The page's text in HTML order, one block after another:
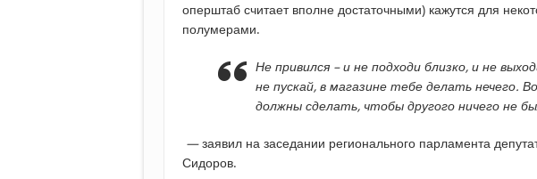
оперштаб считает вполне достаточными) кажутся для
полумерами.
Не привился – и не подходи близко, и не
не пускай, в магазине тебе делать нечего.
должны сделать, чтобы другого ничего не
—заявил на заседании регионального парламента
Сидоров.